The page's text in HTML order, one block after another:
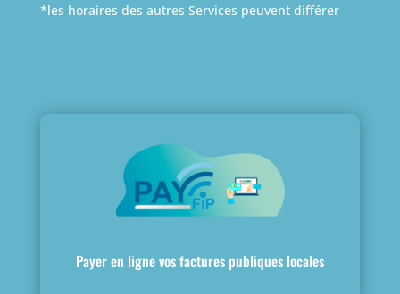
*les horaires des autres Services peuvent différer
Payer en ligne vos factures publiques locales